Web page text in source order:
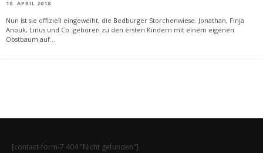
10. APRIL 2018
Nun ist sie offiziell eingeweiht, die Bedburger Storchenwiese. Jonathan, Finja
Anouk, Linus und Co. gehören zu den ersten Kindern mit einem eigenen
Obstbaum auf...
[contact-form-7 404 "Nicht gefunden"]